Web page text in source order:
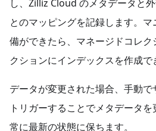
し、Zilliz Cloud のメタデータと
とのマッピングを記録します。
備ができたら、マネージドコレ
クションにインデックスを作成で
データが変更された場合、手動
トリガーすることでメタデータ
常に最新の状態に保ちます。